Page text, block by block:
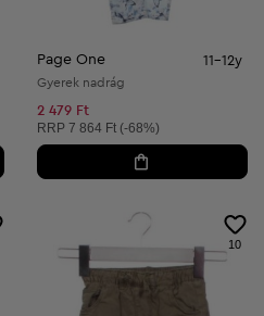
Page One 11-12y
Gyerek nadrág
2 479 Ft
Ajánlott ár:
RRP 7 864 Ft (-68%)
10